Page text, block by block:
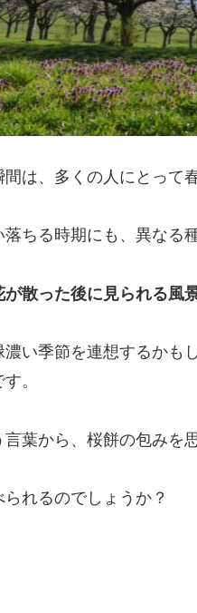
は、多くの人にとって
ちる時期にも、異なる
が散った後に見られる風
い季節を連想するかも
。
葉から、桜餅の包みを
れるのでしょうか？